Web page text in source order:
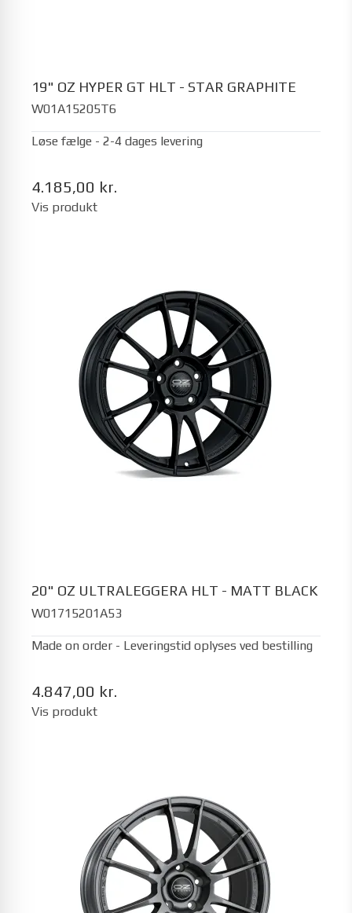
19" OZ HYPER GT HLT - STAR GRAPHITE
W01A15205T6
Løse fælge - 2-4 dages levering
4.185,00 kr.
Vis produkt
20" OZ ULTRALEGGERA HLT - MATT BLACK
W01715201A53
Made on order - Leveringstid oplyses ved bestilling
4.847,00 kr.
Vis produkt